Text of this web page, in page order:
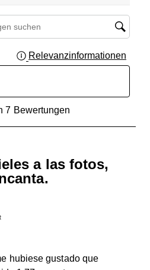
Suchregion
Relevanzinformationen
7 Bewertungen
a las fotos,
hubiese gustado que